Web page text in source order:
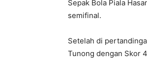
Sepak Bola Piala
semifinal.
Setelah di
Tunong dengan Skor